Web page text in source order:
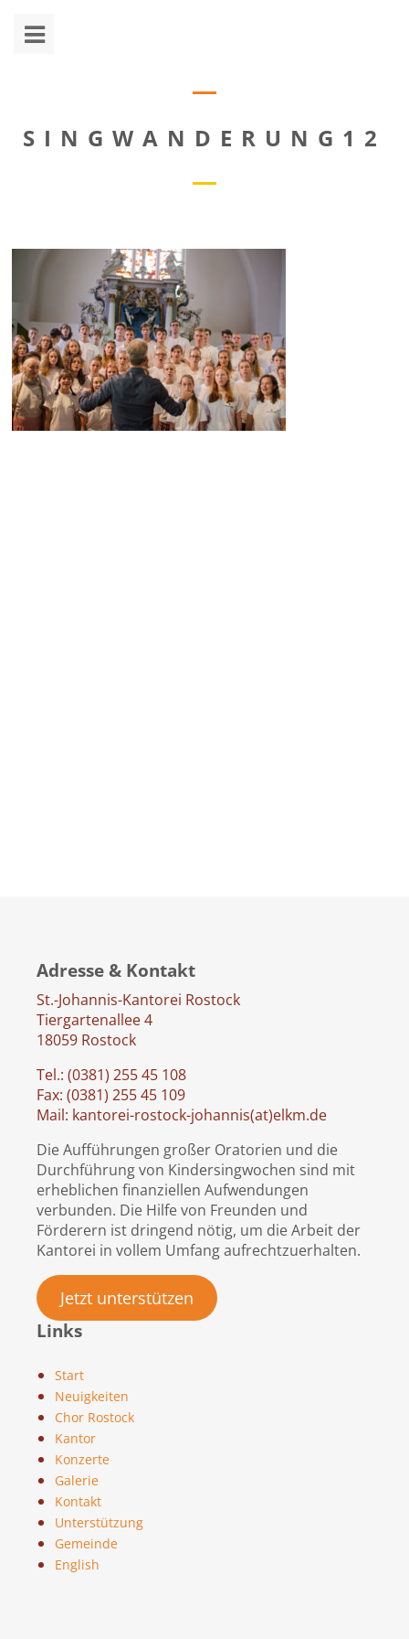
SINGWANDERUNG12
Adresse & Kontakt
St.-Johannis-Kantorei Rostock
Tiergartenallee 4
18059 Rostock
Tel.: (0381) 255 45 108
Fax: (0381) 255 45 109
Mail: kantorei-rostock-johannis(at)elkm.de
Die Aufführungen großer Oratorien und die
Durchführung von Kindersingwochen sind mit
erheblichen finanziellen Aufwendungen
verbunden. Die Hilfe von Freunden und
Förderern ist dringend nötig, um die Arbeit der
Kantorei in vollem Umfang aufrechtzuerhalten.
Jetzt unterstützen
Links
Start
Neuigkeiten
Chor Rostock
Kantor
Konzerte
Galerie
Kontakt
Unterstützung
Gemeinde
English